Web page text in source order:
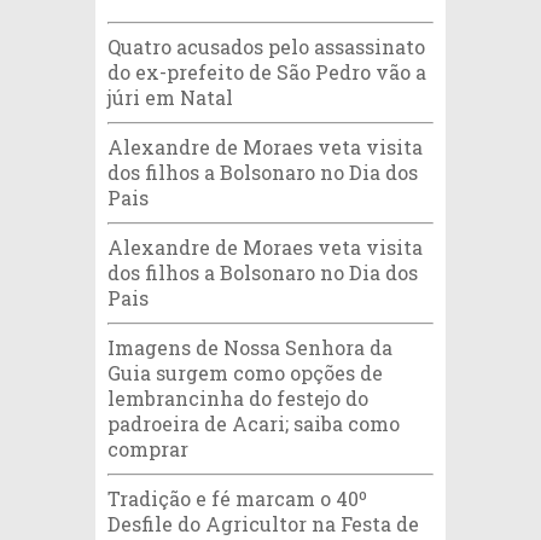
Quatro acusados pelo assassinato
do ex-prefeito de São Pedro vão a
júri em Natal
Alexandre de Moraes veta visita
dos filhos a Bolsonaro no Dia dos
Pais
Alexandre de Moraes veta visita
dos filhos a Bolsonaro no Dia dos
Pais
Imagens de Nossa Senhora da
Guia surgem como opções de
lembrancinha do festejo do
padroeira de Acari; saiba como
comprar
Tradição e fé marcam o 40º
Desfile do Agricultor na Festa de